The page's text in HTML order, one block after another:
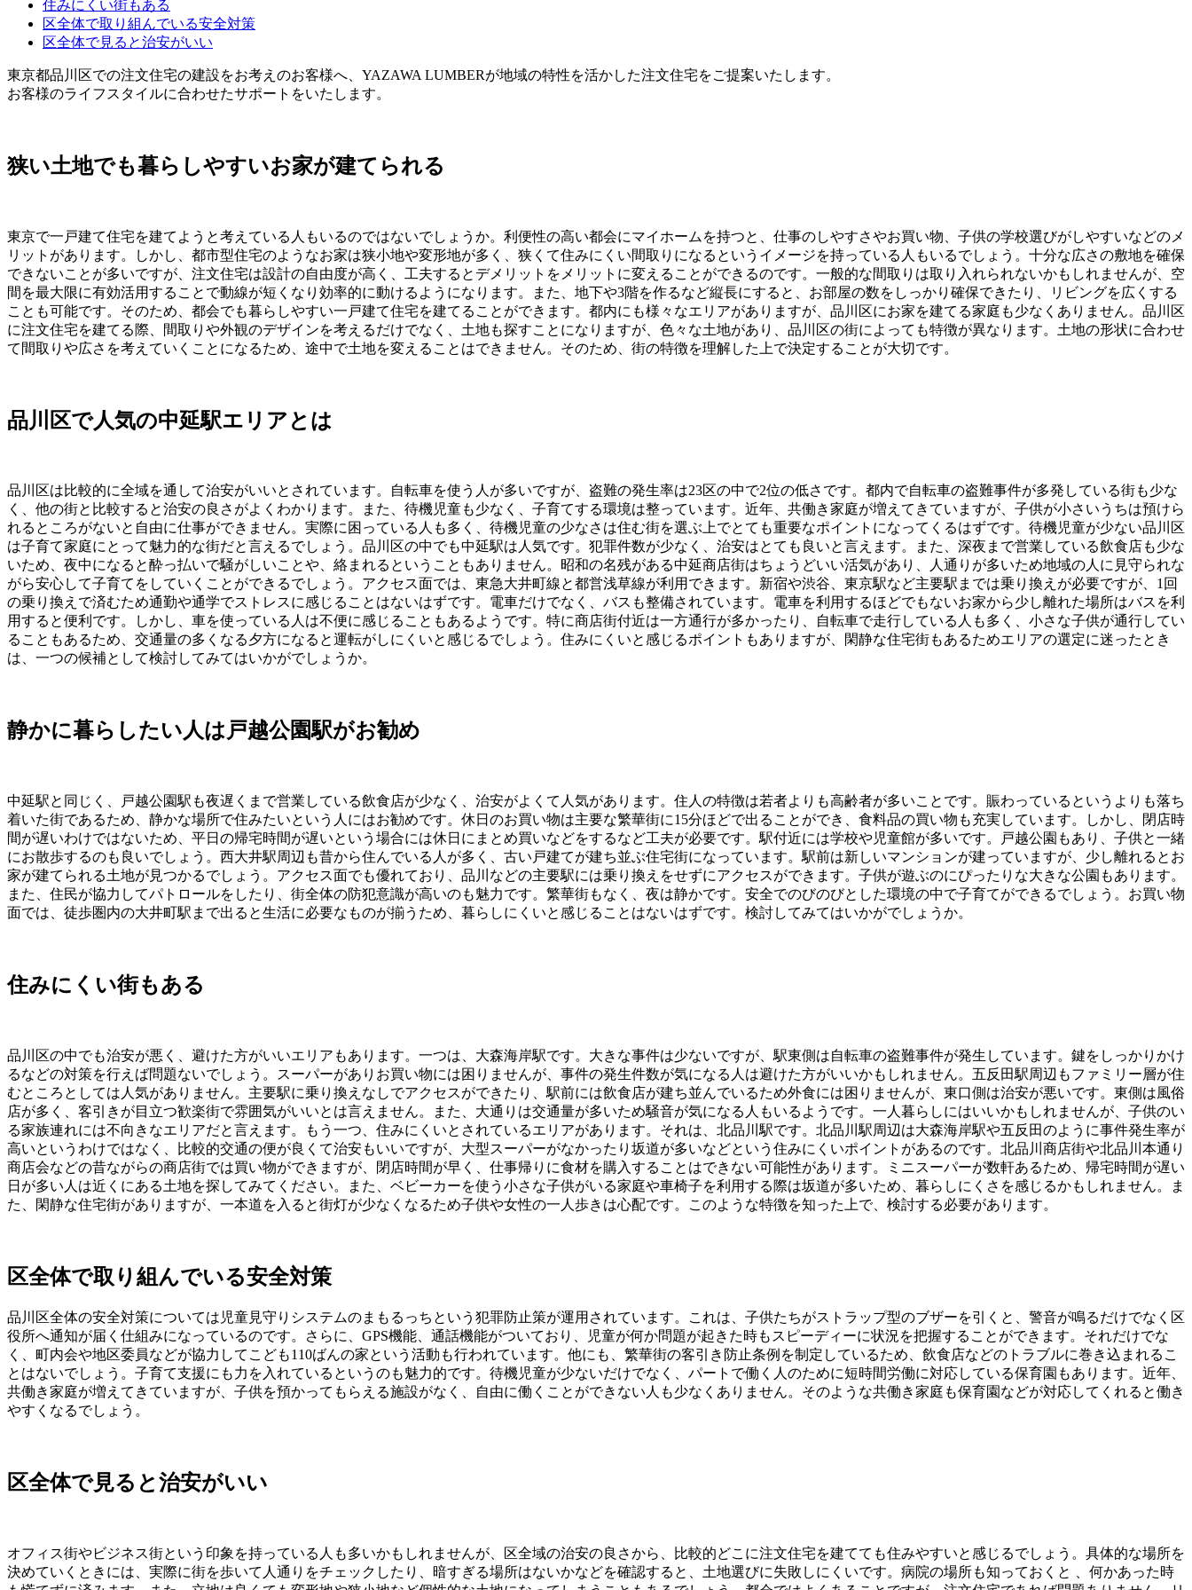
住みにくい街もある
区全体で取り組んでいる安全対策
区全体で見ると治安がいい
東京都品川区での注文住宅の建設をお考えのお客様へ、YAZAWA LUMBERが地域の特性を活かした注文住宅をご提案いたします。
お客様のライフスタイルに合わせたサポートをいたします。
狭い土地でも暮らしやすいお家が建てられる
東京で一戸建て住宅を建てようと考えている人もいるのではないでしょうか。利便性の高い都会にマイホームを持つと、仕事のしやすさやお買い物、子供の学校選びがしやすいなどのメ
リットがあります。しかし、都市型住宅のようなお家は狭小地や変形地が多く、狭くて住みにくい間取りになるというイメージを持っている人もいるでしょう。十分な広さの敷地を確保
できないことが多いですが、注文住宅は設計の自由度が高く、工夫するとデメリットをメリットに変えることができるのです。一般的な間取りは取り入れられないかもしれませんが、空
間を最大限に有効活用することで動線が短くなり効率的に動けるようになります。また、地下や3階を作るなど縦長にすると、お部屋の数をしっかり確保できたり、リビングを広くする
ことも可能です。そのため、都会でも暮らしやすい一戸建て住宅を建てることができます。都内にも様々なエリアがありますが、品川区にお家を建てる家庭も少なくありません。品川区
に注文住宅を建てる際、間取りや外観のデザインを考えるだけでなく、土地も探すことになりますが、色々な土地があり、品川区の街によっても特徴が異なります。土地の形状に合わせ
て間取りや広さを考えていくことになるため、途中で土地を変えることはできません。そのため、街の特徴を理解した上で決定することが大切です。
品川区で人気の中延駅エリアとは
品川区は比較的に全域を通して治安がいいとされています。自転車を使う人が多いですが、盗難の発生率は23区の中で2位の低さです。都内で自転車の盗難事件が多発している街も少な
く、他の街と比較すると治安の良さがよくわかります。また、待機児童も少なく、子育てする環境は整っています。近年、共働き家庭が増えてきていますが、子供が小さいうちは預けら
れるところがないと自由に仕事ができません。実際に困っている人も多く、待機児童の少なさは住む街を選ぶ上でとても重要なポイントになってくるはずです。待機児童が少ない品川区
は子育て家庭にとって魅力的な街だと言えるでしょう。品川区の中でも中延駅は人気です。犯罪件数が少なく、治安はとても良いと言えます。また、深夜まで営業している飲食店も少な
いため、夜中になると酔っ払いで騒がしいことや、絡まれるということもありません。昭和の名残がある中延商店街はちょうどいい活気があり、人通りが多いため地域の人に見守られな
がら安心して子育てをしていくことができるでしょう。アクセス面では、東急大井町線と都営浅草線が利用できます。新宿や渋谷、東京駅など主要駅までは乗り換えが必要ですが、1回
の乗り換えで済むため通勤や通学でストレスに感じることはないはずです。電車だけでなく、バスも整備されています。電車を利用するほどでもないお家から少し離れた場所はバスを利
用すると便利です。しかし、車を使っている人は不便に感じることもあるようです。特に商店街付近は一方通行が多かったり、自転車で走行している人も多く、小さな子供が通行してい
ることもあるため、交通量の多くなる夕方になると運転がしにくいと感じるでしょう。住みにくいと感じるポイントもありますが、閑静な住宅街もあるためエリアの選定に迷ったとき
は、一つの候補として検討してみてはいかがでしょうか。
静かに暮らしたい人は戸越公園駅がお勧め
中延駅と同じく、戸越公園駅も夜遅くまで営業している飲食店が少なく、治安がよくて人気があります。住人の特徴は若者よりも高齢者が多いことです。賑わっているというよりも落ち
着いた街であるため、静かな場所で住みたいという人にはお勧めです。休日のお買い物は主要な繁華街に15分ほどで出ることができ、食料品の買い物も充実しています。しかし、閉店時
間が遅いわけではないため、平日の帰宅時間が遅いという場合には休日にまとめ買いなどをするなど工夫が必要です。駅付近には学校や児童館が多いです。戸越公園もあり、子供と一緒
にお散歩するのも良いでしょう。西大井駅周辺も昔から住んでいる人が多く、古い戸建てが建ち並ぶ住宅街になっています。駅前は新しいマンションが建っていますが、少し離れるとお
家が建てられる土地が見つかるでしょう。アクセス面でも優れており、品川などの主要駅には乗り換えをせずにアクセスができます。子供が遊ぶのにぴったりな大きな公園もあります。
また、住民が協力してパトロールをしたり、街全体の防犯意識が高いのも魅力です。繁華街もなく、夜は静かです。安全でのびのびとした環境の中で子育てができるでしょう。お買い物
面では、徒歩圏内の大井町駅まで出ると生活に必要なものが揃うため、暮らしにくいと感じることはないはずです。検討してみてはいかがでしょうか。
住みにくい街もある
品川区の中でも治安が悪く、避けた方がいいエリアもあります。一つは、大森海岸駅です。大きな事件は少ないですが、駅東側は自転車の盗難事件が発生しています。鍵をしっかりかけ
るなどの対策を行えば問題ないでしょう。スーパーがありお買い物には困りませんが、事件の発生件数が気になる人は避けた方がいいかもしれません。五反田駅周辺もファミリー層が住
むところとしては人気がありません。主要駅に乗り換えなしでアクセスができたり、駅前には飲食店が建ち並んでいるため外食には困りませんが、東口側は治安が悪いです。東側は風俗
店が多く、客引きが目立つ歓楽街で雰囲気がいいとは言えません。また、大通りは交通量が多いため騒音が気になる人もいるようです。一人暮らしにはいいかもしれませんが、子供のい
る家族連れには不向きなエリアだと言えます。もう一つ、住みにくいとされているエリアがあります。それは、北品川駅です。北品川駅周辺は大森海岸駅や五反田のように事件発生率が
高いというわけではなく、比較的交通の便が良くて治安もいいですが、大型スーパーがなかったり坂道が多いなどという住みにくいポイントがあるのです。北品川商店街や北品川本通り
商店会などの昔ながらの商店街では買い物ができますが、閉店時間が早く、仕事帰りに食材を購入することはできない可能性があります。ミニスーパーが数軒あるため、帰宅時間が遅い
日が多い人は近くにある土地を探してみてください。また、ベビーカーを使う小さな子供がいる家庭や車椅子を利用する際は坂道が多いため、暮らしにくさを感じるかもしれません。ま
た、閑静な住宅街がありますが、一本道を入ると街灯が少なくなるため子供や女性の一人歩きは心配です。このような特徴を知った上で、検討する必要があります。
区全体で取り組んでいる安全対策
品川区全体の安全対策については児童見守りシステムのまもるっちという犯罪防止策が運用されています。これは、子供たちがストラップ型のブザーを引くと、警音が鳴るだけでなく区
役所へ通知が届く仕組みになっているのです。さらに、GPS機能、通話機能がついており、児童が何か問題が起きた時もスピーディーに状況を把握することができます。それだけでな
く、町内会や地区委員などが協力してこども110ばんの家という活動も行われています。他にも、繁華街の客引き防止条例を制定しているため、飲食店などのトラブルに巻き込まれるこ
とはないでしょう。子育て支援にも力を入れているというのも魅力的です。待機児童が少ないだけでなく、パートで働く人のために短時間労働に対応している保育園もあります。近年、
共働き家庭が増えてきていますが、子供を預かってもらえる施設がなく、自由に働くことができない人も少なくありません。そのような共働き家庭も保育園などが対応してくれると働き
やすくなるでしょう。
区全体で見ると治安がいい
オフィス街やビジネス街という印象を持っている人も多いかもしれませんが、区全域の治安の良さから、比較的どこに注文住宅を建てても住みやすいと感じるでしょう。具体的な場所を
決めていくときには、実際に街を歩いて人通りをチェックしたり、暗すぎる場所はないかなどを確認すると、土地選びに失敗しにくいです。病院の場所も知っておくと 、何かあった時